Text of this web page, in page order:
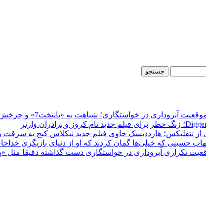
در خواستگاری؛ شباهت به «پایتخت7» و چرخش بر مدار تکرار
حسینی که خیلی‌ها گمان کردند که او از دنیای بازیگری
آبروداری در خواستگاری دست گذاشته دقیقا مثل «پایتخت7» |